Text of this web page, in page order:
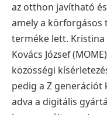
az otthon javítható
amely a
terméke lett. Kristina
Kovács József
közösségi
pedig a Z generációt
adva a digitális